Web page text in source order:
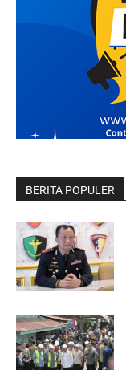
BERITA POPULER